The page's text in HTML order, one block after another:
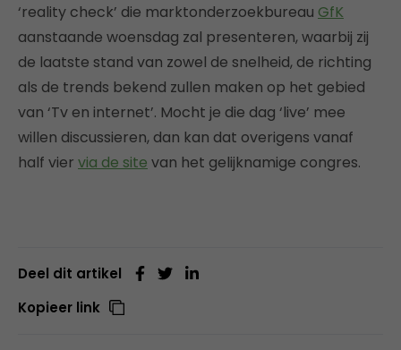
‘reality check’ die marktonderzoekbureau GfK
aanstaande woensdag zal presenteren, waarbij zij
de laatste stand van zowel de snelheid, de richting
als de trends bekend zullen maken op het gebied
van ‘Tv en internet’. Mocht je die dag ‘live’ mee
willen discussieren, dan kan dat overigens vanaf
half vier via de site van het gelijknamige congres.
Deel dit artikel
Kopieer link